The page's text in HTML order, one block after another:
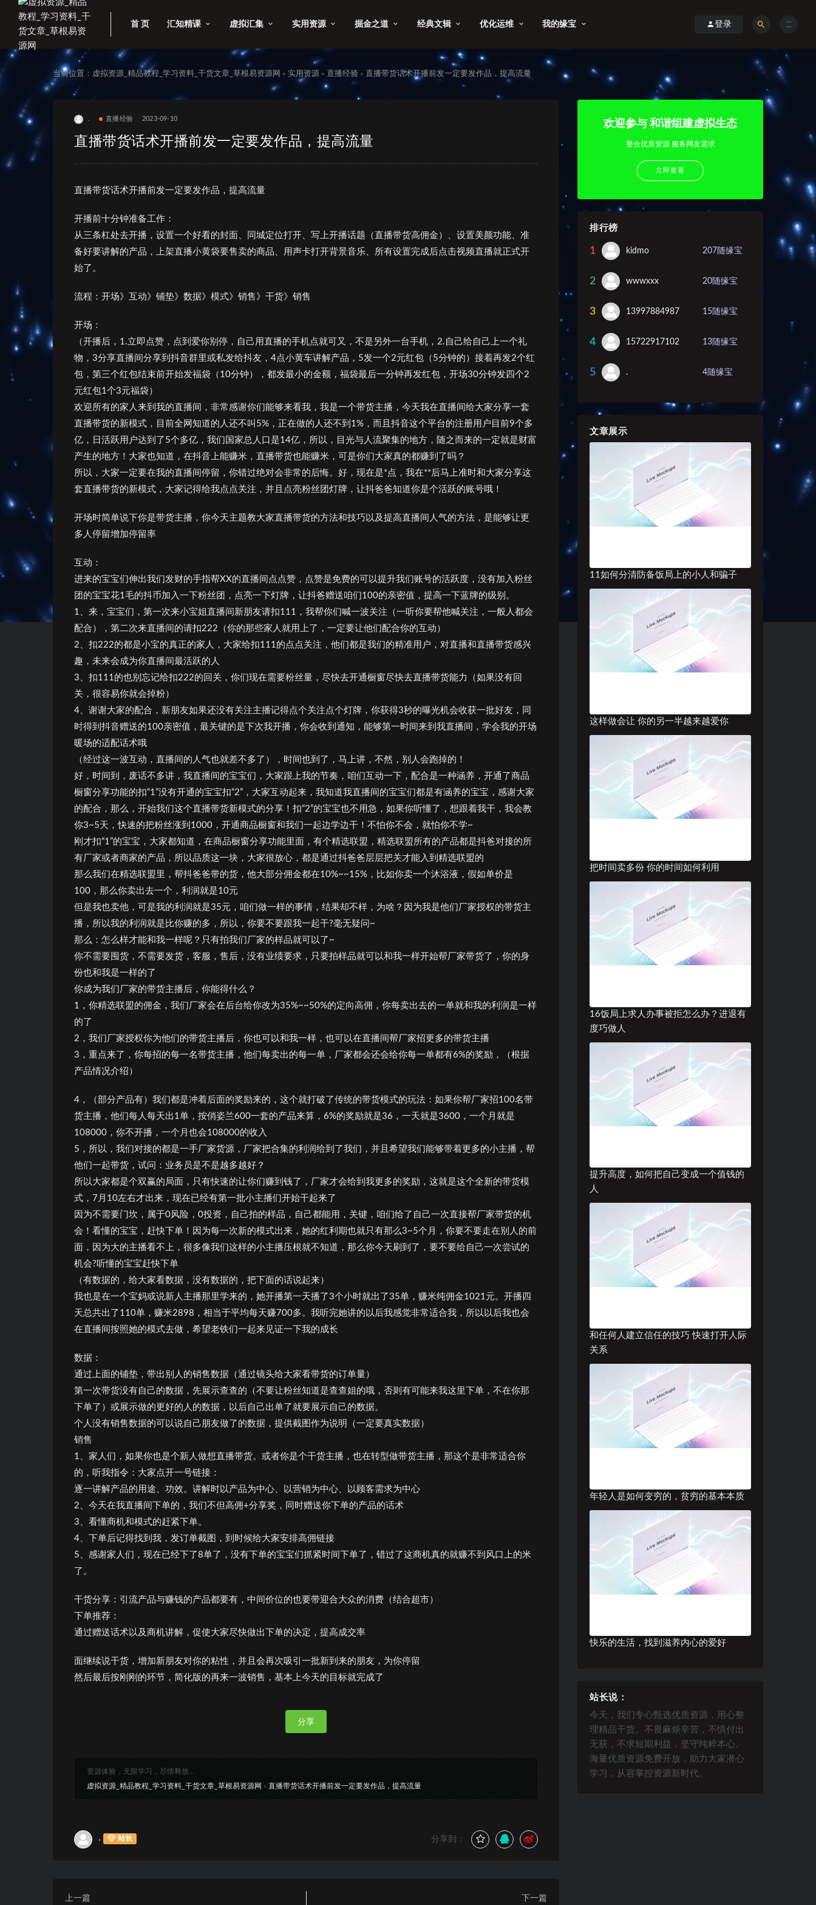
首 页 汇知精课 虚拟汇集 实用资源 掘金之道 经典文辑 优化运维 我的缘宝 登录
当前位置： 虚拟资源_精品教程_学习资料_干货文章_草根易资源网 > 实用资源 > 直播经验 > 直播带货话术开播前发一定要发作品，提高流量
直播经验 2023-09-10
直播带货话术开播前发一定要发作品，提高流量
直播带货话术开播前发一定要发作品，提高流量
开播前十分钟准备工作：
从三条杠处去开播，设置一个好看的封面、同城定位打开、写上开播话题（直播带货高佣金）、设置美颜功能、准
备好要讲解的产品，上架直播小黄袋要售卖的商品、用声卡打开背景音乐、所有设置完成后点击视频直播就正式开
始了。
流程：开场》互动》铺垫》数据》模式》销售》干货》销售
开场：
（开播后，1.立即点赞，点到爱你别停，自己用直播的手机点就可又，不是另外一台手机，2.自己给自己上一个礼
物，3分享直播间分享到抖音群里或私发给抖友，4点小黄车讲解产品，5发一个2元红包（5分钟的）接着再发2个红
包，第三个红包结束前开始发福袋（10分钟），都发最小的金额，福袋最后一分钟再发红包，开场30分钟发四个2
元红包1个3元福袋）
欢迎所有的家人来到我的直播间，非常感谢你们能够来看我，我是一个带货主播，今天我在直播间给大家分享一套
直播带货的新模式，目前全网知道的人还不叫5%，正在做的人还不到1%，而且抖音这个平台的注册用户目前9个多
亿，日活跃用户达到了5个多亿，我们国家总人口是14亿，所以，目光与人流聚集的地方，随之而来的一定就是财富
产生的地方！大家也知道，在抖音上能赚米，直播带货也能赚米，可是你们大家真的都赚到了吗？
所以，大家一定要在我的直播间停留，你错过绝对会非常的后悔。好，现在是*点，我在**后马上准时和大家分享这
套直播带货的新模式，大家记得给我点点关注，并且点亮粉丝团灯牌，让抖爸爸知道你是个活跃的账号哦！
开场时简单说下你是带货主播，你今天主题教大家直播带货的方法和技巧以及提高直播间人气的方法，是能够让更
多人停留增加停留率
互动：
进来的宝宝们伸出我们发财的手指帮XX的直播间点点赞，点赞是免费的可以提升我们账号的活跃度，没有加入粉丝
团的宝宝花1毛的抖币加入一下粉丝团，点亮一下灯牌，让抖爸赠送咱们100的亲密值，提高一下蓝牌的级别。
1、来，宝宝们，第一次来小宝姐直播间新朋友请扣111，我帮你们喊一波关注（一听你要帮他喊关注，一般人都会
配合），第二次来直播间的请扣222（你的那些家人就用上了，一定要让他们配合你的互动）
2、扣222的都是小宝的真正的家人，大家给扣111的点点关注，他们都是我们的精准用户，对直播和直播带货感兴
趣，未来会成为你直播间最活跃的人
3、扣111的也别忘记给扣222的回关，你们现在需要粉丝量，尽快去开通橱窗尽快去直播带货能力（如果没有回
关，很容易你就会掉粉）
4、谢谢大家的配合，新朋友如果还没有关注主播记得点个关注点个灯牌，你获得3秒的曝光机会收获一批好友，同
时得到抖音赠送的100亲密值，最关键的是下次我开播，你会收到通知，能够第一时间来到我直播间，学会我的开场
暖场的适配话术哦
（经过这一波互动，直播间的人气也就差不多了），时间也到了，马上讲，不然，别人会跑掉的！
好，时间到，废话不多讲，我直播间的宝宝们，大家跟上我的节奏，咱们互动一下，配合是一种涵养，开通了商品
橱窗分享功能的扣“1”没有开通的宝宝扣“2”，大家互动起来，我知道我直播间的宝宝们都是有涵养的宝宝，感谢大家
的配合，那么，开始我们这个直播带货新模式的分享！扣“2”的宝宝也不用急，如果你听懂了，想跟着我干，我会教
你3~5天，快速的把粉丝涨到1000，开通商品橱窗和我们一起边学边干！不怕你不会，就怕你不学~
刚才扣“1”的宝宝，大家都知道，在商品橱窗分享功能里面，有个精选联盟，精选联盟所有的产品都是抖爸对接的所
有厂家或者商家的产品，所以品质这一块，大家很放心，都是通过抖爸爸层层把关才能入到精选联盟的
那么我们在精选联盟里，帮抖爸爸带的货，他大部分佣金都在10%~~15%，比如你卖一个沐浴液，假如单价是
100，那么你卖出去一个，利润就是10元
但是我也卖他，可是我的利润就是35元，咱们做一样的事情，结果却不样，为啥？因为我是他们厂家授权的带货主
播，所以我的利润就是比你赚的多，所以，你要不要跟我一起干?毫无疑问~
那么：怎么样才能和我一样呢？只有拍我们厂家的样品就可以了~
你不需要囤货，不需要发货，客服，售后，没有业绩要求，只要拍样品就可以和我一样开始帮厂家带货了，你的身
份也和我是一样的了
你成为我们厂家的带货主播后，你能得什么？
1，你精选联盟的佣金，我们厂家会在后台给你改为35%~~50%的定向高佣，你每卖出去的一单就和我的利润是一样
的了
2，我们厂家授权你为他们的带货主播后，你也可以和我一样，也可以在直播间帮厂家招更多的带货主播
3，重点来了，你每招的每一名带货主播，他们每卖出的每一单，厂家都会还会给你每一单都有6%的奖励，（根据
产品情况介绍）
4，（部分产品有）我们都是冲着后面的奖励来的，这个就打破了传统的带货模式的玩法：如果你帮厂家招100名带
货主播，他们每人每天出1单，按俏姿兰600一套的产品来算，6%的奖励就是36，一天就是3600，一个月就是
108000，你不开播，一个月也会108000的收入
5，所以，我们对接的都是一手厂家货源，厂家把合集的利润给到了我们，并且希望我们能够带着更多的小主播，帮
他们一起带货，试问：业务员是不是越多越好？
所以大家都是个双赢的局面，只有快速的让你们赚到钱了，厂家才会给到我更多的奖励，这就是这个全新的带货模
式，7月10左右才出来，现在已经有第一批小主播们开始干起来了
因为不需要门坎，属于0风险，0投资，自己拍的样品，自己都能用，关键，咱们给了自己一次直接帮厂家带货的机
会！看懂的宝宝，赶快下单！因为每一次新的模式出来，她的红利期也就只有那么3~5个月，你要不要走在别人的前
面，因为大的主播看不上，很多像我们这样的小主播压根就不知道，那么你今天刷到了，要不要给自己一次尝试的
机会?听懂的宝宝赶快下单
（有数据的，给大家看数据，没有数据的，把下面的话说起来）
我也是在一个宝妈或说新人主播那里学来的，她开播第一天播了3个小时就出了35单，赚米纯佣金1021元。开播四
天总共出了110单，赚米2898，相当于平均每天赚700多。我听完她讲的以后我感觉非常适合我，所以以后我也会
在直播间按照她的模式去做，希望老铁们一起来见证一下我的成长
数据：
通过上面的铺垫，带出别人的销售数据（通过镜头给大家看带货的订单量）
第一次带货没有自己的数据，先展示查查的（不要让粉丝知道是查查姐的哦，否则有可能来我这里下单，不在你那
下单了）或展示做的更好的人的数据，以后自己出单了就要展示自己的数据。
个人没有销售数据的可以说自己朋友做了的数据，提供截图作为说明（一定要真实数据）
销售
1、家人们，如果你也是个新人做想直播带货。或者你是个干货主播，也在转型做带货主播，那这个是非常适合你
的，听我指令：大家点开一号链接：
逐一讲解产品的用途、功效。讲解时以产品为中心、以营销为中心、以顾客需求为中心
2、今天在我直播间下单的，我们不但高佣+分享奖，同时赠送你下单的产品的话术
3、看懂商机和模式的赶紧下单。
4、下单后记得找到我，发订单截图，到时候给大家安排高佣链接
5、感谢家人们，现在已经下了8单了，没有下单的宝宝们抓紧时间下单了，错过了这商机真的就赚不到风口上的米
了。
干货分享：引流产品与赚钱的产品都要有，中间价位的也要带迎合大众的消费（结合超市）
下单推荐：
通过赠送话术以及商机讲解，促使大家尽快做出下单的决定，提高成交率
面继续说干货，增加新朋友对你的粘性，并且会再次吸引一批新到来的朋友，为你停留
然后最后按刚刚的环节，简化版的再来一波销售，基本上今天的目标就完成了
分享
资源体验，无限学习，尽情释放...
虚拟资源_精品教程_学习资料_干货文章_草根易资源网 » 直播带货话术开播前发一定要发作品，提高流量
. 站长 分享到：
上一篇 下一篇
欢迎参与 和谐组建虚拟生态
整合优质资源 服务网友需求
立即查看
排行榜
1 kidmo 207 随缘宝
2 wwwxxx 20随缘宝
3 13997884987 15随缘宝
4 15722917102 13随缘宝
5 . 4随缘宝
文章展示
11如何分清防备饭局上的小人和骗子
这样做会让 你的另一半越来越爱你
把时间卖多份 你的时间如何利用
16饭局上求人办事被拒怎么办？进退有
度巧做人
提升高度，如何把自己变成一个值钱的
人
和任何人建立信任的技巧 快速打开人际
关系
年轻人是如何变穷的，贫穷的基本本质
快乐的生活，找到滋养内心的爱好
站长说：
今天，我们专心甄选优质资源，用心整
理精品干货。不畏麻烦辛苦，不惧付出
无获，不求短期利益，坚守纯粹本心。
海量优质资源免费开放，助力大家潜心
学习，从容掌控资源新时代。